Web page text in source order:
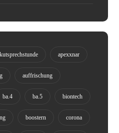
apexxnar
auffrischung
ba.4 ba.5 biontech
boostern corona